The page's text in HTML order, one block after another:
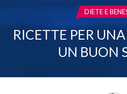
CATEGORIA:
DIETE E
RICETTE PER
UN BUON